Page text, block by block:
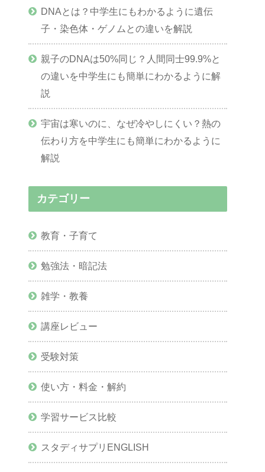
DNAとは？中学生にもわかるように遺伝
子・染色体・ゲノムとの違いを解説
親子のDNAは50%同じ？人間同士99.9%と
の違いを中学生にも簡単にわかるように解
説
宇宙は寒いのに、なぜ冷やしにくい？熱の
伝わり方を中学生にも簡単にわかるように
解説
カテゴリー
教育・子育て
勉強法・暗記法
雑学・教養
講座レビュー
受験対策
使い方・料金・解約
学習サービス比較
スタディサプリENGLISH